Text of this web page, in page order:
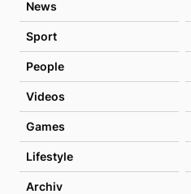
News
Sport
People
Videos
Games
Lifestyle
Archiv